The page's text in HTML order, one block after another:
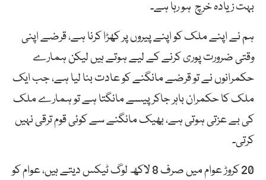
بہت زیادہ خرچ ہو رہا ہے۔
ہم نے اپنے ملک کو اپنے پیروں پر کھڑا کرنا ہے، قرضے اپنی
وقتی ضرورت پوری کرنے کے لیے ہوتے ہیں لیکن ہمارے
حکمرانوں نے تو قرضے مانگنے کو عادت بنا لیا ہے، جب ایک
ملک کا حکمران باہر جاکر پیسے مانگتا ہے تو ہمارے ملک
کی بے عزتی ہوتی ہے، بھیک مانگنے سے کوئی قوم ترقی نہیں
کرتی۔
20 کروڑ عوام میں صرف 8 لاکھ لوگ ٹیکس دیتے ہیں، عوام کو